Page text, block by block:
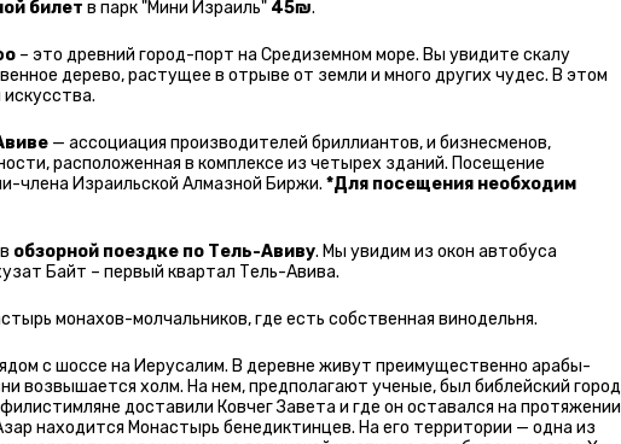
билет в парк "Мини Израиль" 45₪.
– это древний город-порт на Средиземном море. Вы увидите скалу
дерево, растущее в отрыве от земли и много других чудес. В этом
— ассоциация производителей бриллиантов, и бизнесменов,
расположенная в комплексе из четырех зданий. Посещение
члена Израильской Алмазной Биржи. *Для посещения необходим
обзорной поездке по Тель-Авиву. Мы увидим из окон автобуса
Байт – первый квартал Тель-Авива.
монахов-молчальников, где есть собственная винодельня.
с шоссе на Иерусалим. В деревне живут преимущественно арабы-
возвышается холм. На нем, предполагают ученые, был библейский город
доставили Ковчег Завета и где он оставался на протяжении
находится Монастырь бенедиктинцев. На его территории — одна из